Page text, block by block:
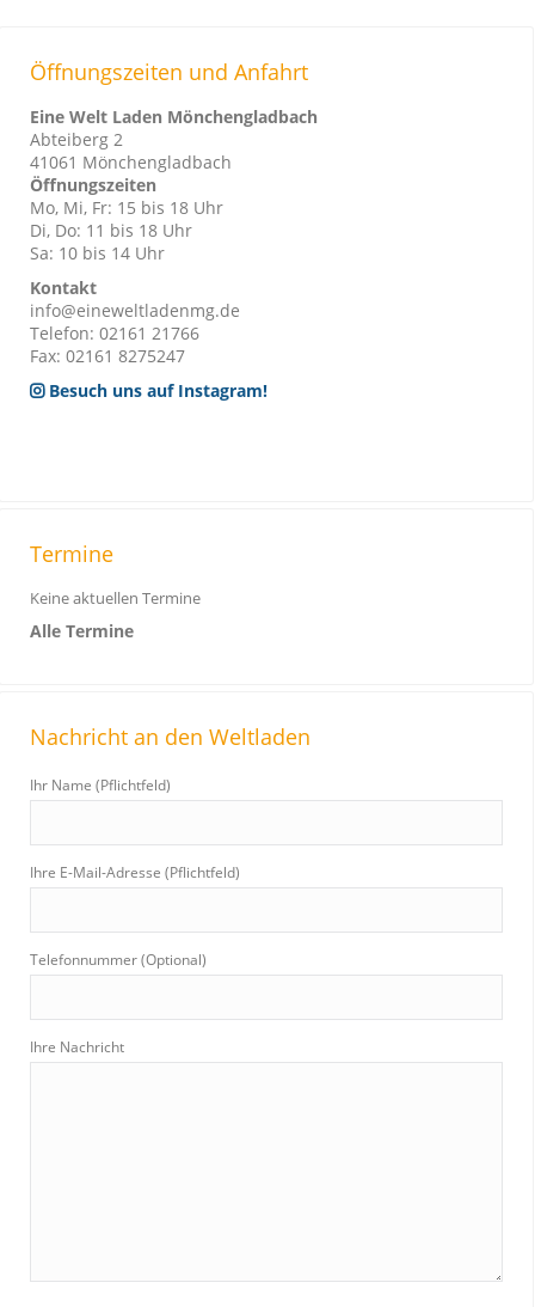
Öffnungszeiten und Anfahrt
Eine Welt Laden Mönchengladbach
Abteiberg 2
41061 Mönchengladbach
Öffnungszeiten
Mo, Mi, Fr: 15 bis 18 Uhr
Di, Do: 11 bis 18 Uhr
Sa: 10 bis 14 Uhr
Kontakt
info@eineweltladenmg.de
Telefon: 02161 21766
Fax: 02161 8275247
Besuch uns auf Instagram!
Termine
Keine aktuellen Termine
Alle Termine
Nachricht an den Weltladen
Ihr Name (Pflichtfeld)
Ihre E-Mail-Adresse (Pflichtfeld)
Telefonnummer (Optional)
Ihre Nachricht